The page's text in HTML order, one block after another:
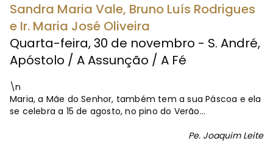
Sandra Maria Vale, Bruno Luís Rodrigues
e Ir. Maria José Oliveira
Quarta-feira, 30 de novembro - S. André,
Apóstolo / A Assunção / A Fé
\n
Maria, a Mãe do Senhor, também tem a sua Páscoa e ela
se celebra a 15 de agosto, no pino do Verão…
Pe. Joaquim Leite